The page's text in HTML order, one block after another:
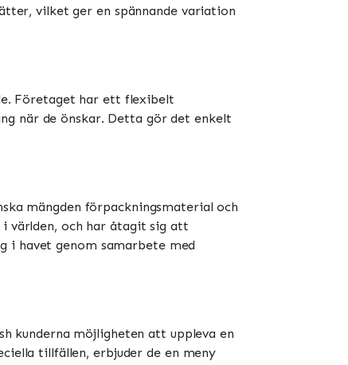
vilket ger en spännande variation
Företaget har ett flexibelt
när de önskar. Detta gör det enkelt
mängden förpackningsmaterial och
världen, och har åtagit sig att
i havet genom samarbete med
kunderna möjligheten att uppleva en
tillfällen, erbjuder de en meny